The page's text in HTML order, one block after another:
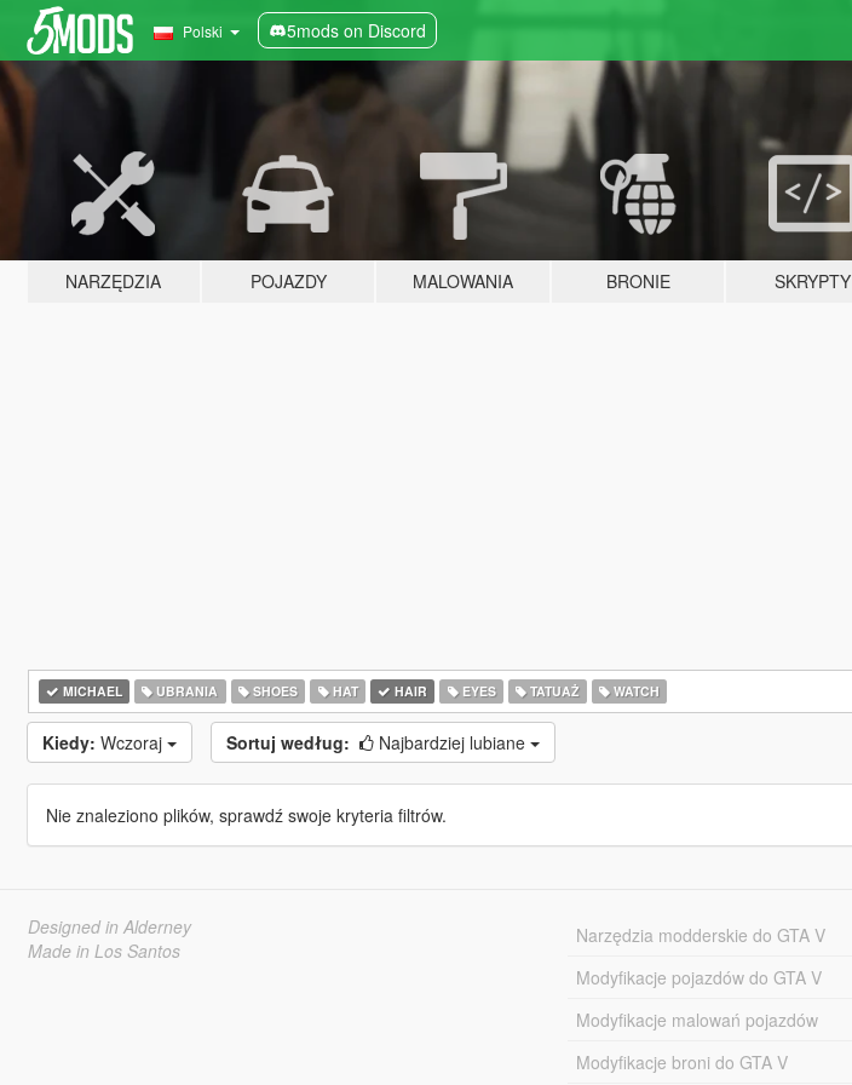
Polski 5mods on Discord
NARZĘDZIA POJAZDY MALOWANIA BRONIE SKRYPTY
MICHAEL UBRANIA SHOES HAT HAIR EYES TATUAŻ WATCH
Kiedy: Wczoraj Sortuj według: Najbardziej lubiane
Nie znaleziono plików, sprawdź swoje kryteria filtrów.
Designed in Alderney
Made in Los Santos
Narzędzia modderskie do GTA V
Modyfikacje pojazdów do GTA V
Modyfikacje malowań pojazdów
Modyfikacje broni do GTA V